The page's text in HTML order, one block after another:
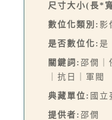
尺寸大小(長*
數位化類別: 影
是否數位化: 是
關鍵詞: 邵僩｜
｜抗日｜軍閥
典藏單位: 國立
提供者: 邵僩